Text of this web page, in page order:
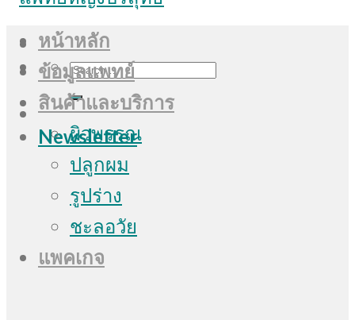
Search
for:
Newsletter
หน้าหลัก
ข้อมูลแพทย์
สินค้าและบริการ
ผิวพรรณ
ปลูกผม
รูปร่าง
ชะลอวัย
แพคเกจ